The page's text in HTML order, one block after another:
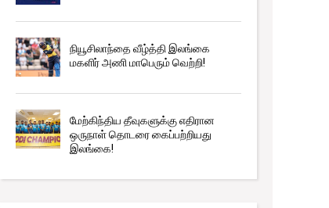
நியூசிலாந்தை வீழ்த்தி இலங்கை
மகளிர் அணி மாபெரும் வெற்றி!
மேற்கிந்திய தீவுகளுக்கு எதிரான
ஒருநாள் தொடரை கைப்பற்றியது
இலங்கை!